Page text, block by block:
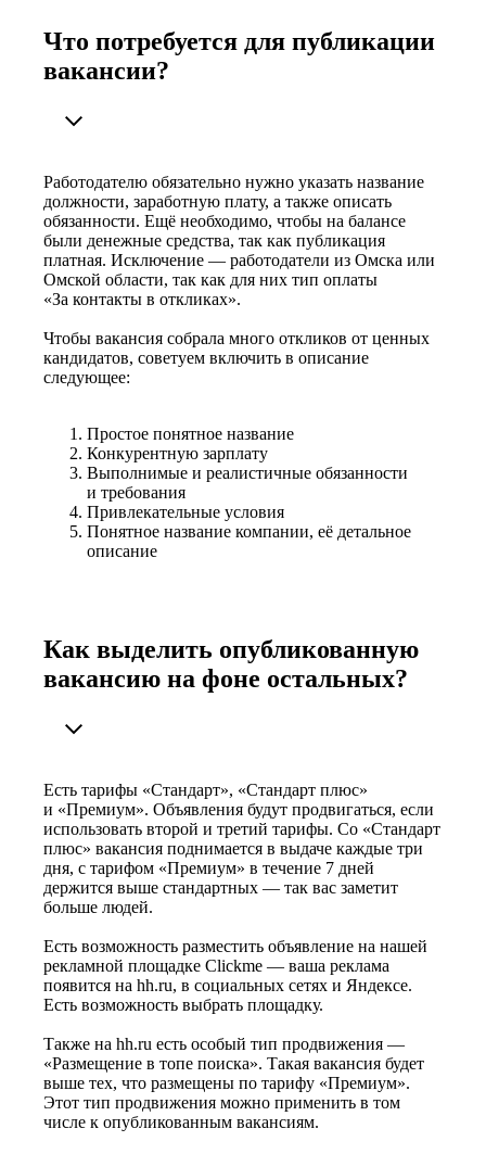
Что потребуется для публикации
вакансии?
Работодателю обязательно нужно указать название
должности, заработную плату, а также описать
обязанности. Ещё необходимо, чтобы на балансе
были денежные средства, так как публикация
платная. Исключение — работодатели из Омска или
Омской области, так как для них тип оплаты
«За контакты в откликах».
Чтобы вакансия собрала много откликов от ценных
кандидатов, советуем включить в описание
следующее:
Простое понятное название
Конкурентную зарплату
Выполнимые и реалистичные обязанности
и требования
Привлекательные условия
Понятное название компании, её детальное
описание
Как выделить опубликованную
вакансию на фоне остальных?
Есть тарифы «Стандарт», «Стандарт плюс»
и «Премиум». Объявления будут продвигаться, если
использовать второй и третий тарифы. Со «Стандарт
плюс» вакансия поднимается в выдаче каждые три
дня, с тарифом «Премиум» в течение 7 дней
держится выше стандартных — так вас заметит
больше людей.
Есть возможность разместить объявление на нашей
рекламной площадке Clickme — ваша реклама
появится на hh.ru, в социальных сетях и Яндексе.
Есть возможность выбрать площадку.
Также на hh.ru есть особый тип продвижения —
«Размещение в топе поиска». Такая вакансия будет
выше тех, что размещены по тарифу «Премиум».
Этот тип продвижения можно применить в том
числе к опубликованным вакансиям.